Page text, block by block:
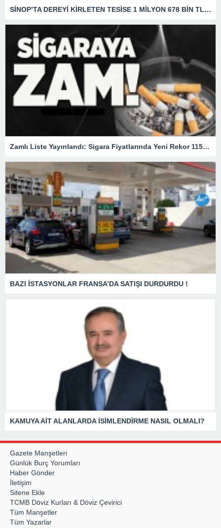
SİNOP’TA DEREYİ KİRLETEN TESİSE 1 MİLYON 678 BİN TL CEZA
Zamlı Liste Yayınlandı: Sigara Fiyatlarında Yeni Rekor 115 TL
BAZI İSTASYONLAR FRANSA’DA SATIŞI DURDURDU !
KAMUYA AİT ALANLARDA İSİMLENDİRME NASIL OLMALI?
Gazete Manşetleri
Günlük Burç Yorumları
Haber Gönder
İletişim
Sitene Ekle
TCMB Döviz Kurları & Döviz Çevirici
Tüm Manşetler
Tüm Yazarlar